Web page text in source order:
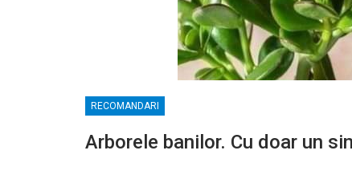
RECOMANDARI
Arborele banilor. Cu doar un